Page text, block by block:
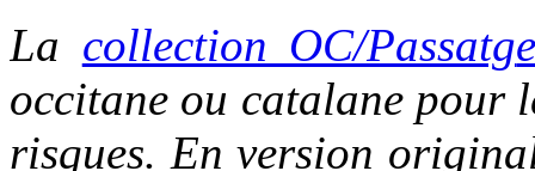
La collection OC/Passatg
occitane ou catalane pour
risques. En version